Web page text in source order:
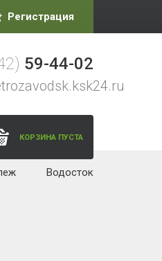
Регистрация
59-44-02
КОРЗИНА ПУСТА
Водосток